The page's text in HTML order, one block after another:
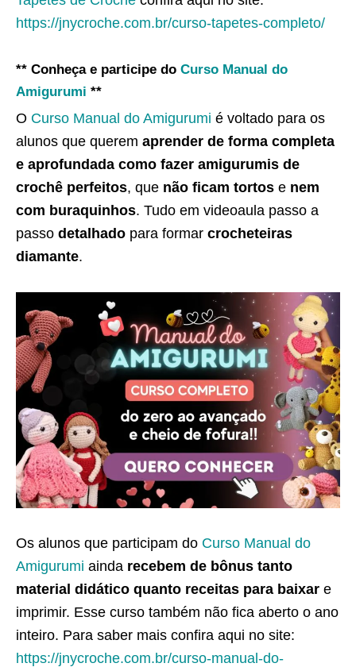
https://jnycroche.com.br/curso-tapetes-completo/
** Conheça e participe do Curso Manual do
Amigurumi **
O Curso Manual do Amigurumi é voltado para os
alunos que querem aprender de forma completa
e aprofundada como fazer amigurumis de
crochê perfeitos, que não ficam tortos e nem
com buraquinhos. Tudo em videoaula passo a
passo detalhado para formar crocheteiras
diamante.
Os alunos que participam do Curso Manual do
Amigurumi ainda recebem de bônus tanto
material didático quanto receitas para baixar e
imprimir. Esse curso também não fica aberto o ano
inteiro. Para saber mais confira aqui no site:
https://jnycroche.com.br/curso-manual-do-